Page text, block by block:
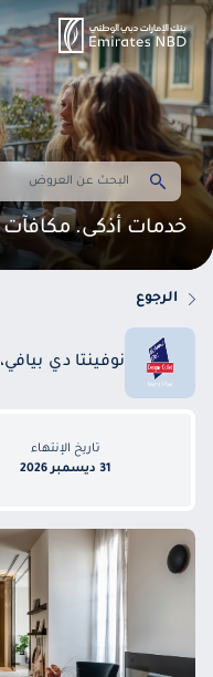
خدمات أذكى. مكافآت
الرجوع
نوفينتا دي
تاريخ الإنتهاء
31 ديسمبر 2026